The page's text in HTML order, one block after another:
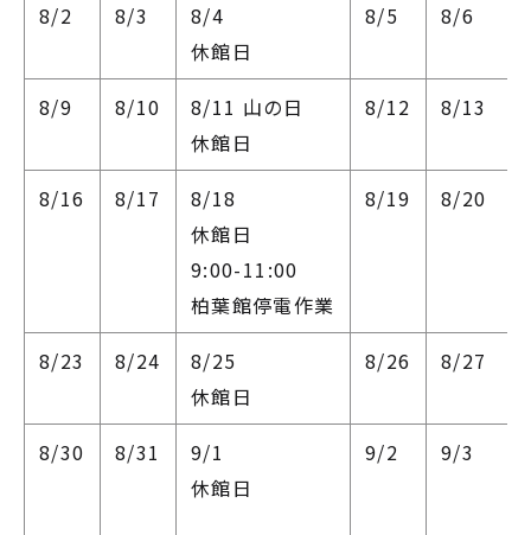
8/2
8/3
8/4
休館日
8/5 8/6
8/9 8/10 8/11 山の日
休館日
8/12 8/13
8/16 8/17
8/18
休館日
9:00-11:00
柏葉館停電作業
8/19 8/20
8/23 8/24
8/25
休館日
8/26 8/27
8/30 8/31
9/1
休館日
9/2 9/3